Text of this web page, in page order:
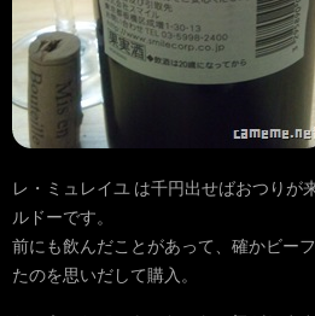
レ・ミュレイユ は千円出せばおつりが
ルドーです。
前にも飲んだことがあって、確かビー
たのを思いだして購入。